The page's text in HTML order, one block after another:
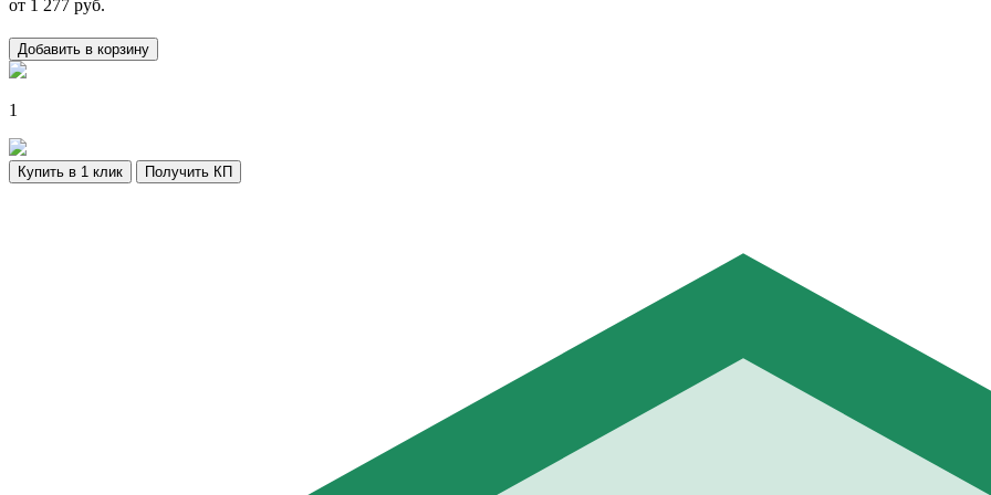
от 1 277 руб.
Добавить в корзину
1
Купить в 1 клик Получить КП